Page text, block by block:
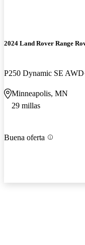
2024 Land Rover Range
P250 Dynamic SE AWD
Minneapolis, MN
29 millas
Buena oferta